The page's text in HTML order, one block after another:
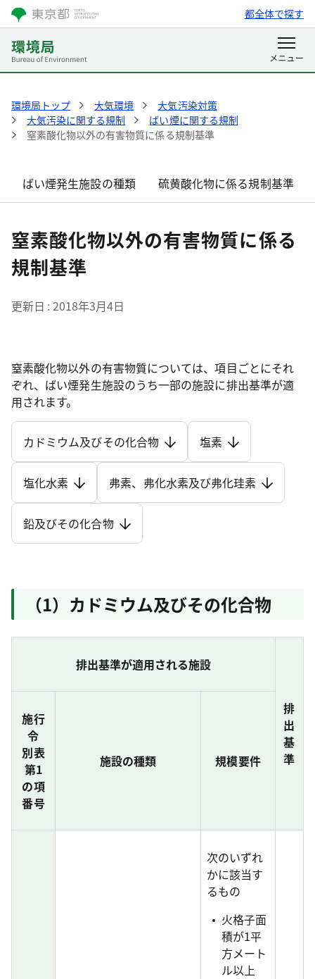
都全体で探す
環境局トップ 大気環境
大気汚染対策
大気汚染に関する規制
ばい煙に関する規制
窒素酸化物以外の有害物質に係る規制基準
ばい煙発生施設の種類 硫黄酸化物に係る規制基準
窒素酸化物以外の有害物質に係る
規制基準
更新日 2018年3月4日
窒素酸化物以外の有害物質については、項目ごとにそれ
ぞれ、ばい煙発生施設のうち一部の施設に排出基準が適
用されます。
カドミウム及びその化合物 塩素
塩化水素 弗素、弗化水素及び弗化珪素
鉛及びその化合物
（1）カドミウム及びその化合物
排出基準が適用される施設
排
出
基
準
施行
令
別表
第1
の項
番号
施設の種類 規模要件
次のいずれ
かに該当す
るもの
火格子面
積が1平
方メート
ル以上